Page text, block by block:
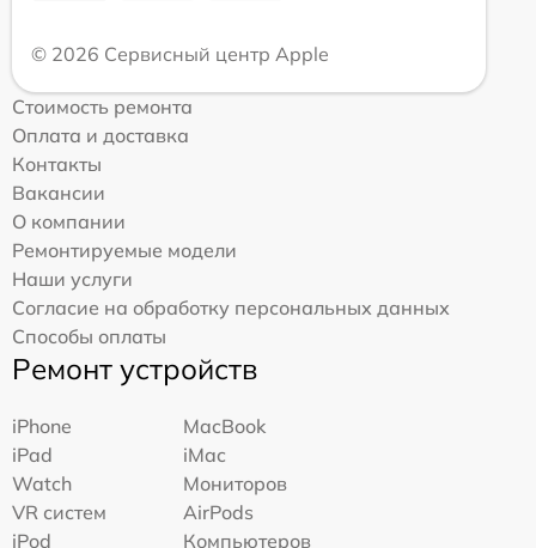
© 2026 Сервисный центр Apple
Стоимость ремонта
Оплата и доставка
Контакты
Вакансии
О компании
Ремонтируемые модели
Наши услуги
Согласие на обработку персональных данных
Способы оплаты
Ремонт устройств
iPhone
MacBook
iPad
iMac
Watch
Мониторов
VR систем
AirPods
iPod
Компьютеров